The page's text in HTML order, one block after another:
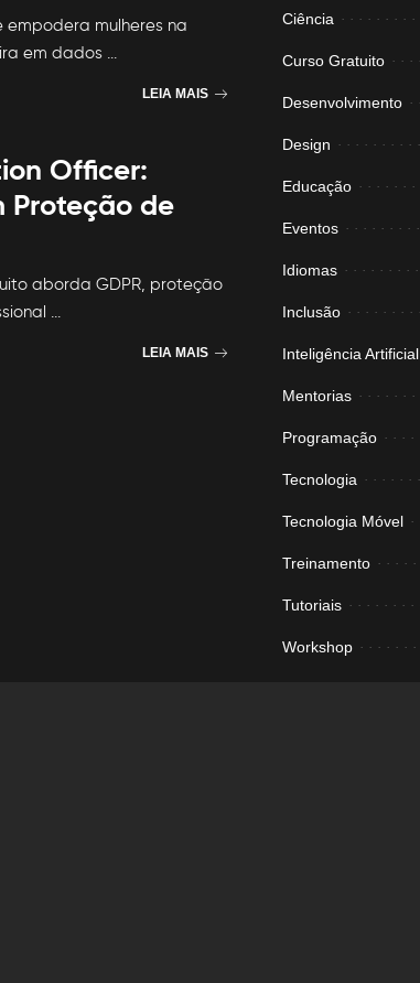
mulheres na
em dados
LEIA MAIS
Officer:
Proteção de
aborda GDPR, proteção
LEIA MAIS
Ciência
Curso Gratuito
Desenvolvimento
Design
Educação
Eventos
Idiomas
Inclusão
Inteligência Artificial
Mentorias
Programação
Tecnologia
Tecnologia Móvel
Treinamento
Tutoriais
Workshop